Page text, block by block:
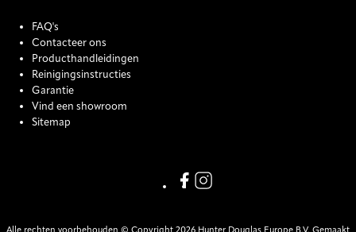
FAQ's
Contacteer ons
Producthandleidingen
Reinigingsinstructies
Garantie
Vind een showroom
Sitemap
Link missing Display text from
Link missing Display text